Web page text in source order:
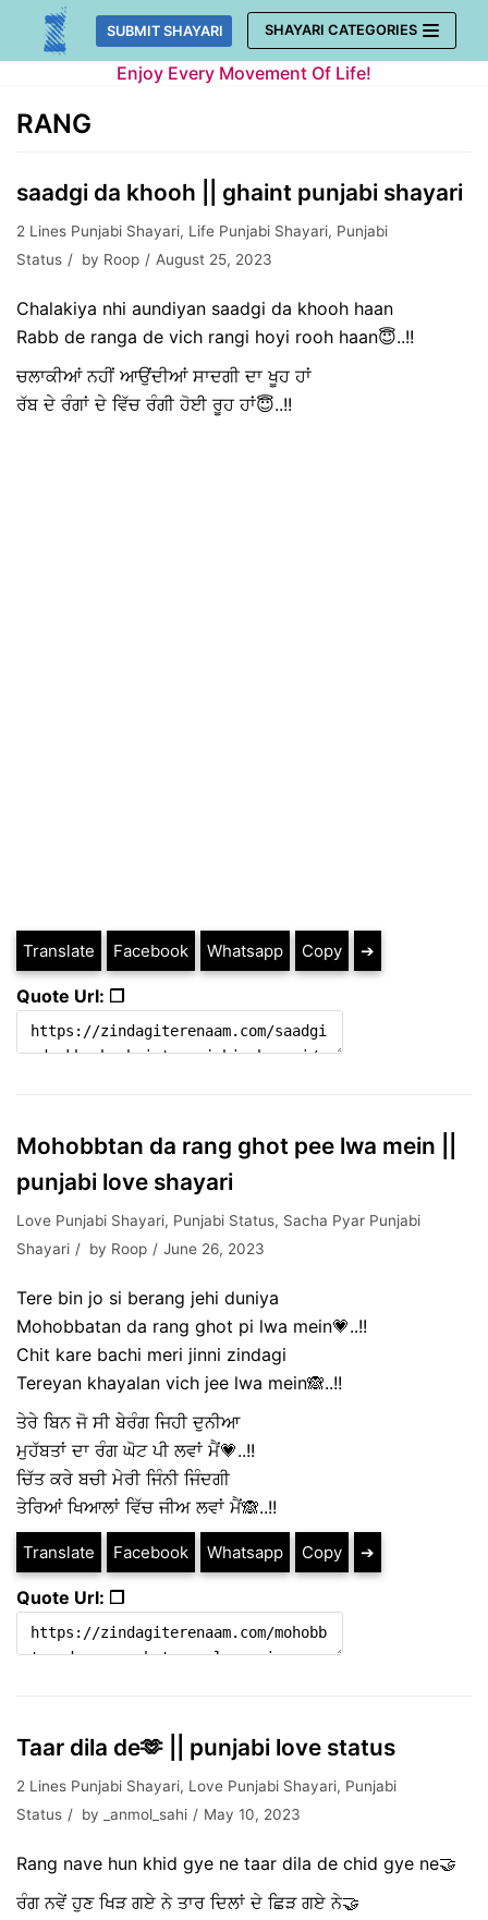
Skip
SUBMIT SHAYARI SHAYARI CATEGORIES
Enjoy Every Movement Of Life!
RANG
saadgi da khooh || ghaint punjabi shayari
2 Lines Punjabi Shayari, Life Punjabi Shayari, Punjabi
Status
by Roop August 25, 2023
Chalakiya nhi aundiyan saadgi da khooh haan
Rabb de ranga de vich rangi hoyi rooh haan😇..!!
ਚਲਾਕੀਆਂ ਨਹੀਂ ਆਉਂਦੀਆਂ ਸਾਦਗੀ ਦਾ ਖੂਹ ਹਾਂ
ਰੱਬ ਦੇ ਰੰਗਾਂ ਦੇ ਵਿੱਚ ਰੰਗੀ ਹੋਈ ਰੂਹ ਹਾਂ😇..!!
Translate Facebook Whatsapp Copy ➔
Quote Url: ❐
Mohobbtan da rang ghot pee lwa mein ||
punjabi love shayari
Love Punjabi Shayari, Punjabi Status, Sacha Pyar Punjabi
Shayari
by Roop June 26, 2023
Tere bin jo si berang jehi duniya
Mohobbatan da rang ghot pi lwa mein💗..!!
Chit kare bachi meri jinni zindagi
Tereyan khayalan vich jee lwa mein🙈..!!
ਤੇਰੇ ਬਿਨ ਜੋ ਸੀ ਬੇਰੰਗ ਜਿਹੀ ਦੁਨੀਆ
ਮੁਹੱਬਤਾਂ ਦਾ ਰੰਗ ਘੋਟ ਪੀ ਲਵਾਂ ਮੈਂ💗..!!
ਚਿੱਤ ਕਰੇ ਬਚੀ ਮੇਰੀ ਜਿੰਨੀ ਜਿੰਦਗੀ
ਤੇਰਿਆਂ ਖਿਆਲਾਂ ਵਿੱਚ ਜੀਅ ਲਵਾਂ ਮੈਂ🙈..!!
Translate Facebook Whatsapp Copy ➔
Quote Url: ❐
Taar dila de🫶 || punjabi love status
2 Lines Punjabi Shayari, Love Punjabi Shayari, Punjabi
Status
by _anmol_sahi May 10, 2023
Rang nave hun khid gye ne taar dila de chid gye ne🤝
ਰੰਗ ਨਵੇਂ ਹੁਣ ਖਿੜ ਗਏ ਨੇ ਤਾਰ ਦਿਲਾਂ ਦੇ ਛਿੜ ਗਏ ਨੇ🤝